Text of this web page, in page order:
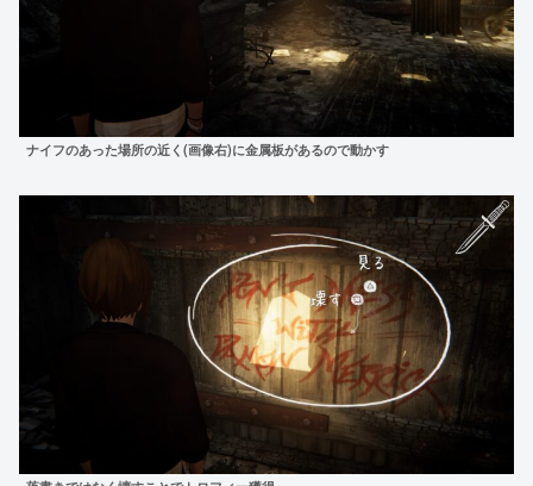
ナイフのあった場所の近く(画像右)に金属板があるので動かす